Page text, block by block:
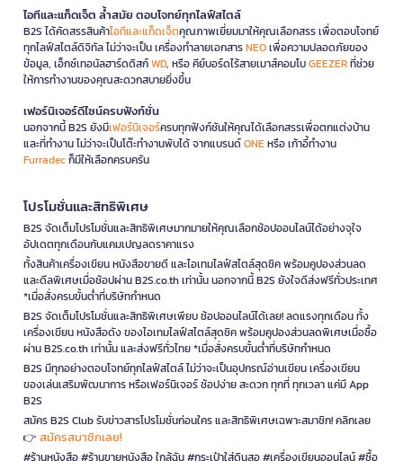
ไอทีและแก็ดเจ็ต ล้ำสมัย ตอบโจทย์ทุกไลฟ์สไตล์
B2S ได้คัดสรรสินค้าไอทีและแก็ดเจ็ตคุณภาพเยี่ยมมาให้คุณเลือกสรร เพื่อตอบโจทย์
ทุกไลฟ์สไตล์ดิจิทัล ไม่ว่าจะเป็น เครื่องทำลายเอกสารNEOเพื่อความปลอดภัยของ
ข้อมูล, เอ็กซ์เทอนัลฮาร์ดดิสก์WD, หรือ คีย์บอร์ดไร้สายเมาส์คอมโบGEEZERที่ช่วย
ให้การทำงานของคุณสะดวกสบายยิ่งขึ้น
เฟอร์นิเจอร์ดีไซน์ครบฟังก์ชั่น
นอกจากนี้ B2S ยังมีเฟอร์นิเจอร์ครบทุกฟังก์ชันให้คุณได้เลือกสรรเพื่อตกแต่งบ้าน
และที่ทำงาน ไม่ว่าจะเป็นโต๊ะทำงานพับได้ จากแบรนด์ONEหรือ เก้าอี้ทำงาน
Furradecก็มีให้เลือกครบครัน
โปรโมชั่นและสิทธิพิเศษ
B2S จัดเต็มโปรโมชั่นและสิทธิพิเศษมากมายให้คุณเลือกช้อปออนไลน์ได้อย่างจุใจ
อัปเดตทุกเดือนกับแคมเปญลดราคาแรง
ทั้งสินค้าเครื่องเขียน หนังสือขายดี และไอเทมไลฟ์สไตล์สุดชิค พร้อมคูปองส่วนลด
และดีลพิเศษเมื่อช้อปผ่าน B2S.co.th เท่านั้น นอกจากนี้ B2S ยังใจดีส่งฟรีทั่วประเทศ
*เมื่อสั่งครบขั้นต่ำที่บริษัทกำหนด
B2S จัดเต็มโปรโมชั่นและสิทธิพิเศษเพียบ ช้อปออนไลน์ได้เลย! ลดแรงทุกเดือน ทั้ง
เครื่องเขียน หนังสือดัง ของไอเทมไลฟ์สไตล์สุดชิค พร้อมคูปองส่วนลดพิเศษเมื่อซื้อ
ผ่าน B2S.co.th เท่านั้น และส่งฟรีทั่วไทย *เมื่อสั่งครบขั้นต่ำที่บริษัทกำหนด
B2S มีทุกอย่างตอบโจทย์ทุกไลฟ์สไตล์ ไม่ว่าจะเป็นอุปกรณ์อ่านเขียน เครื่องเขียน
ของเล่นเสริมพัฒนาการ หรือเฟอร์นิเจอร์ ช้อปง่าย สะดวก ทุกที่ ทุกเวลา แค่มี App
B2S
สมัคร B2S Club รับข่าวสารโปรโมชั่นก่อนใคร และสิทธิพิเศษเฉพาะสมาชิก! คลิกเลย
👉 สมัครสมาชิกเลย!
#ร้านหนังสือ #ร้านขายหนังสือ ใกล้ฉัน #กระเป๋าใส่ดินสอ #เครื่องเขียนออนไลน์ #ซื้อ